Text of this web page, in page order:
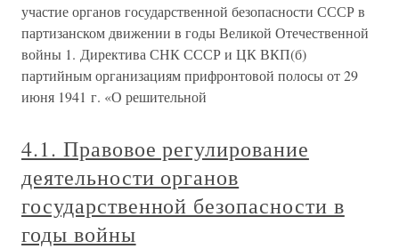
участие органов государственной безопасности СССР в
партизанском движении в годы Великой Отечественной
войны 1. Директива СНК СССР и ЦК ВКП(б)
партийным организациям прифронтовой полосы от 29
июня 1941 г. «О решительной
4.1. Правовое регулирование
деятельности органов
государственной безопасности в
годы войны